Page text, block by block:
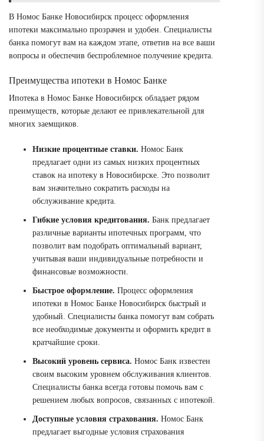
В Номос Банке Новосибирск процесс оформления
ипотеки максимально прозрачен и удобен. Специалисты
банка помогут вам на каждом этапе, ответив на все ваши
вопросы и обеспечив беспроблемное получение кредита.
Преимущества ипотеки в Номос Банке
Ипотека в Номос Банке Новосибирск обладает рядом
преимуществ, которые делают ее привлекательной для
многих заемщиков.
Низкие процентные ставки. Номос Банк
предлагает одни из самых низких процентных
ставок на ипотеку в Новосибирске. Это позволит
вам значительно сократить расходы на
обслуживание кредита.
Гибкие условия кредитования. Банк предлагает
различные варианты ипотечных программ, что
позволит вам подобрать оптимальный вариант,
учитывая ваши индивидуальные потребности и
финансовые возможности.
Быстрое оформление. Процесс оформления
ипотеки в Номос Банке Новосибирск быстрый и
удобный. Специалисты банка помогут вам собрать
все необходимые документы и оформить кредит в
кратчайшие сроки.
Высокий уровень сервиса. Номос Банк известен
своим высоким уровнем обслуживания клиентов.
Специалисты банка всегда готовы помочь вам с
решением любых вопросов, связанных с ипотекой.
Доступные условия страхования. Номос Банк
предлагает выгодные условия страхования